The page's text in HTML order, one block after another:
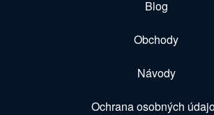
Blog
Obchody
Návody
Ochrana osobných